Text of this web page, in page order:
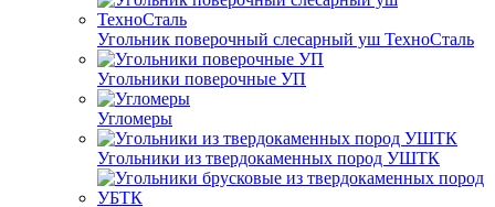
Угольник поверочный слесарный уш ТехноСталь
Угольники поверочные УП
Угломеры
Угольники из твердокаменных пород УШТК